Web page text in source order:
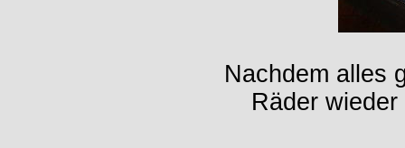
Nachdem alles
Räder